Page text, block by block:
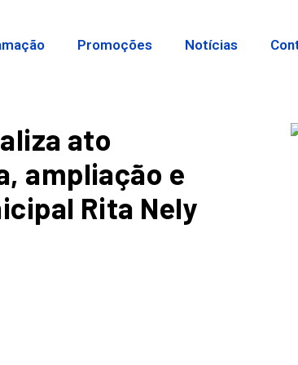
Promoções Notícias
ato
ampliação e
Rita Nely